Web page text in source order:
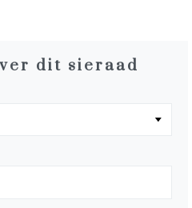
dit sieraad